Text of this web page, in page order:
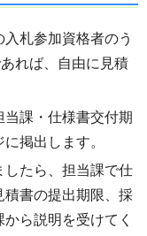
札参加資格者のう
れば、自由に見積
課・仕様書交付期
掲出します。
したら、担当課で仕
積書の提出期限、採
ら説明を受けてく